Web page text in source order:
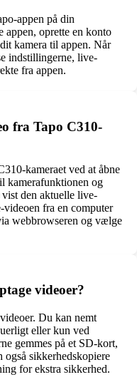
appen på din
appen, oprette en konto
kamera til appen. Når
indstillingerne, live-
fra appen.
fra Tapo C310-
kameraet ved at åbne
kamerafunktionen og
den aktuelle live-
fra en computer
webbrowseren og vælge
videoer?
Du kan nemt
eller kun ved
gemmes på et SD-kort,
sikkerhedskopiere
for ekstra sikkerhed.